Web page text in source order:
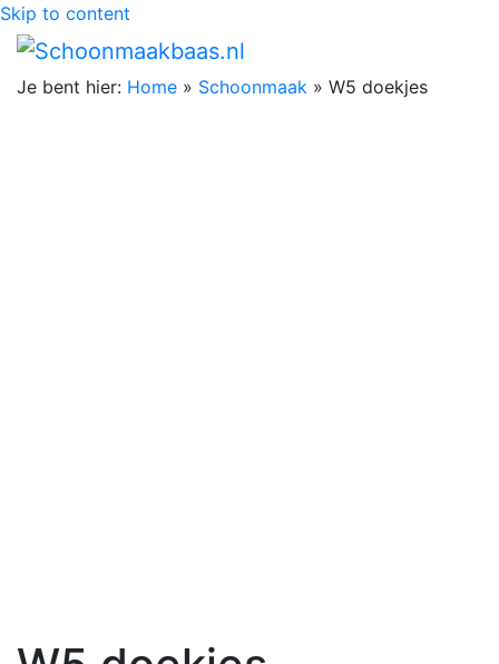
Skip to content
Je bent hier: Home » Schoonmaak » W5 doekjes